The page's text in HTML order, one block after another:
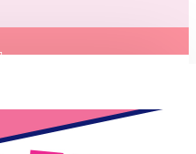
冊